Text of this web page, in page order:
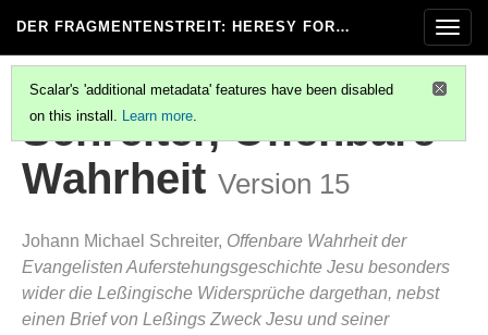
DER FRAGMENTENSTREIT: HERESY FOR…
Scalar's 'additional metadata' features have been disabled
on this install. Learn more.
Schreiter, Offenbare
Wahrheit Version 15
Johann Michael Schreiter, Offenbare Wahrheit der
Evangelisten Auferstehungsgeschichte Jesu besonders
wider die Leßingische Widersprüche dargethan, nebst
einen Brief von Leßings Zweck Jesu und seiner